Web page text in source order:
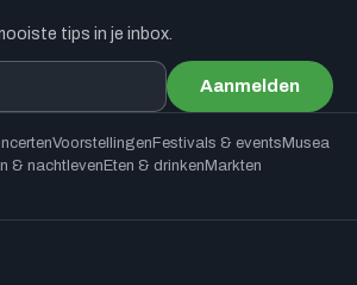
tips in je inbox.
Aanmelden
Voorstellingen Festivals & events Musea
& nachtleven Eten & drinken Markten